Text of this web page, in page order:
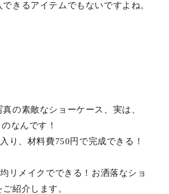
きるアイテムでもないですよね。
の素敵なショーケース、実は、
なんです！
り、材料費750円で完成できる！
リメイクでできる！お洒落なショ
紹介します。